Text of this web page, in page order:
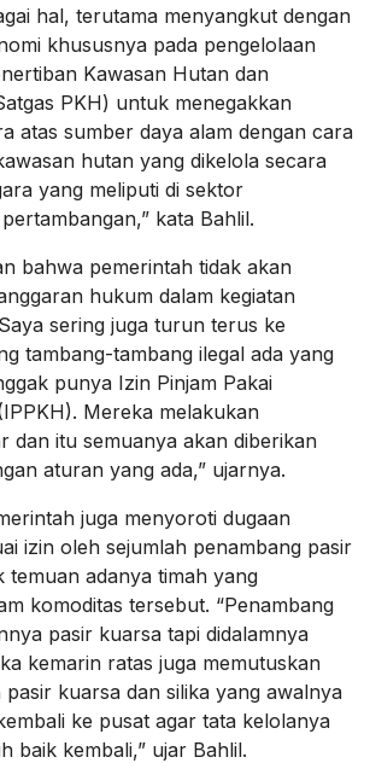
hal, terutama menyangkut dengan
khususnya pada pengelolaan
Kawasan Hutan dan
PKH) untuk menegakkan
atas sumber daya alam dengan cara
hutan yang dikelola secara
yang meliputi di sektor
kata Bahlil.
bahwa pemerintah tidak akan
hukum dalam kegiatan
sering juga turun terus ke
tambang-tambang ilegal ada yang
punya Izin Pinjam Pakai
Mereka melakukan
dan itu semuanya akan diberikan
aturan yang ada,” ujarnya.
juga menyoroti dugaan
izin oleh sejumlah penambang pasir
temuan adanya timah yang
komoditas tersebut. “Penambang
pasir kuarsa tapi didalamnya
kemarin ratas juga memutuskan
kuarsa dan silika yang awalnya
ke pusat agar tata kelolanya
baik kembali,” ujar Bahlil.